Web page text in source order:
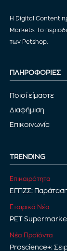
Η Digital Content
Market». Το
των Petshop.
ΠΛΗΡΟΦΟΡΙΕΣ
Ποιοί είμαστε
Διαφήμιση
Επικοινωνία
TRENDING
Επικαιρότητα
ΕΓΠΖΣ:
Εταιρικά Νέα
PET
Νέα Προϊόντα
Proscience+: